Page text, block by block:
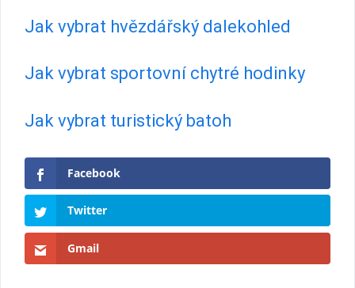
Jak vybrat hvězdářský dalekohled
Jak vybrat sportovní chytré hodinky
Jak vybrat turistický batoh
Facebook
Twitter
Gmail